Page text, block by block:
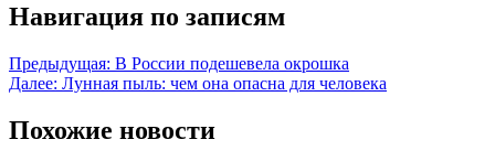
Навигация по записям
Предыдущая: В России подешевела окрошка
Далее: Лунная пыль: чем она опасна для человека
Похожие новости